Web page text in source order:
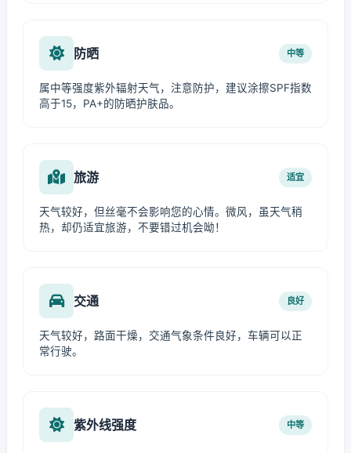
防晒 中等
属中等强度紫外辐射天气，注意防护，建议涂擦SPF指数
高于15，PA+的防晒护肤品。
旅游 适宜
天气较好，但丝毫不会影响您的心情。微风，虽天气稍
热，却仍适宜旅游，不要错过机会呦！
交通 良好
天气较好，路面干燥，交通气象条件良好，车辆可以正
常行驶。
紫外线强度 中等